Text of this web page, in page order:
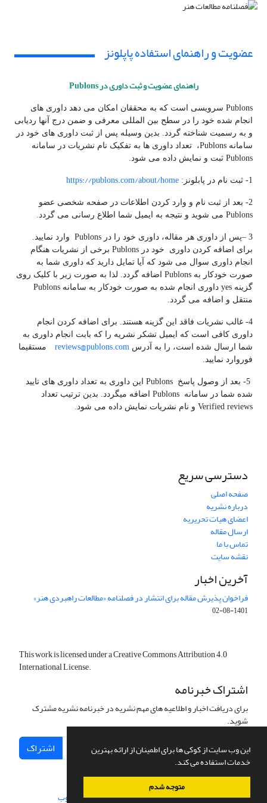
این وب سایت از کوکی ها برای اطمینان از ارائه بهترین
خدمات استفاده می کند.
متوجه شدم
عضویت و راهنمای استفاده پاپلونز
راهنمای عضویت و ثبت داوری در Publons
Publons سرویسی است که به محققان امکان می دهد داوری های
انجام شده خود را در سطح بین المللی معرفی و ضمن درج آنها ردیابی
و به رسمیت شناخته گردد. بدین وسیله پس از ثبت داوری های خود در
سامانه Publons، تعداد داوری ها به تفکیک نام نشریات در سامانه
Publons ثبت و نمایش داده می شود.
1- ثبت نام در پابلونز: https://publons.com/about/home
2- بعد از ثبت نام و وارد کردن اطلاعات در صفحه شخصی عضو
Publons می شوید و نتیجه به ایمیل شما اطلاع رسانی می گردد.
3 –پس از داوری هر مقاله، داوری خود را در Publons وارد نمایید.
برای اضافه کردن داوری خود در Publons برخی از نشریات هنگام
انجام داوری سوال می شود که آیا تمایل دارید که داوری شما به
صورت خودکار به Publons اضافه گردد. لذا به صورت زیر با کلیک روی
گزینه yes داوری انجام شده به صورت خودکار به سامانه Publons
منتقل و اضافه می گردد.
4- غالب نشریات فاقد این گزینه هستند. برای اضافه کردن انجام
داوری کافی است که ایمیل تشکر نشریه را که بابت انجام داوری به
شما ارسال شده است، را به آدرس reviews@publons.com
مستقیما
فوروارد نمایید.
5- بعد از وصول پاسخ Publons این داوری به تعداد داوری­ های تایید
شده شما در سامانه Publons اضافه می­گردد. بدین ترتیب تعداد
Verified reviews و نام نشریات نمایش داده می شود.
دسترسی سریع
صفحه اصلی
درباره نشریه
اعضای هیات تحریریه
ارسال مقاله
تماس با ما
نقشه سایت
آخرین اخبار
فراخوان پذیرش مقاله برای انتشار در فصلنامه «مطالعات راهبردی هنر»
1401-08-02
This work is licensed under a Creative Commons Attribution 4.0
International License.
اشتراک خبرنامه
برای دریافت اخبار و اطلاعیه های مهم نشریه در خبرنامه نشریه مشترک
شوید.
اشتراک
سامانه مدیریت نشریات علمی.طراحی و پیاده سازی از سیناوب